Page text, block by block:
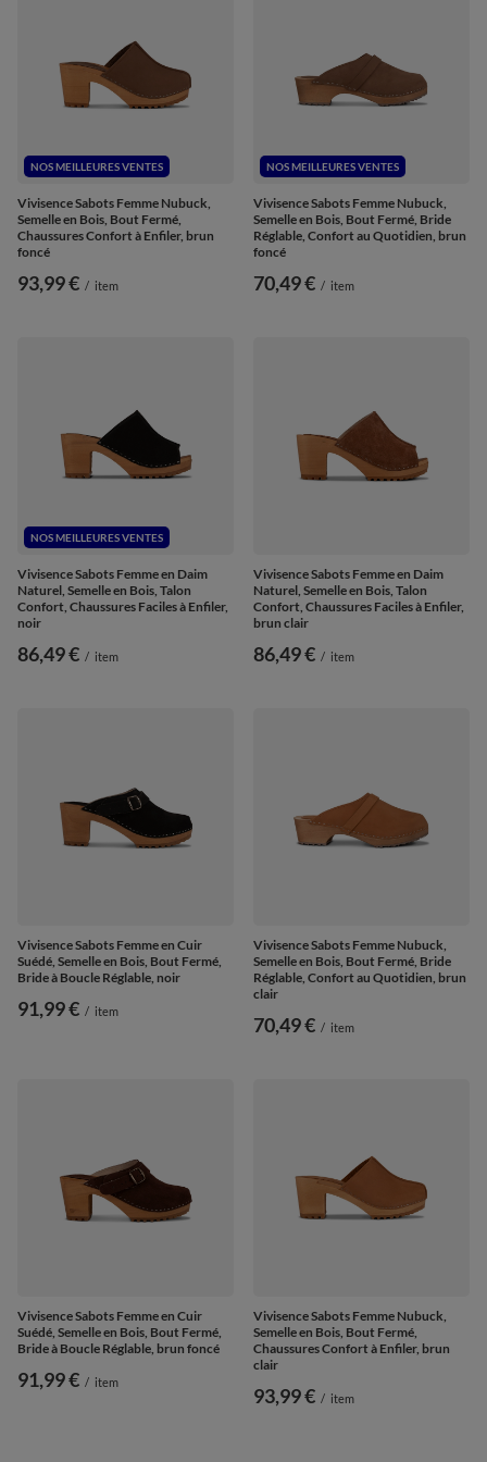
NOS MEILLEURES VENTES
Vivisence Sabots Femme Nubuck,
Semelle en Bois, Bout Fermé,
Chaussures Confort à Enfiler, brun
foncé
93,99 € / item
NOS MEILLEURES VENTES
Vivisence Sabots Femme Nubuck,
Semelle en Bois, Bout Fermé, Bride
Réglable, Confort au Quotidien, brun
foncé
70,49 € / item
NOS MEILLEURES VENTES
Vivisence Sabots Femme en Daim
Naturel, Semelle en Bois, Talon
Confort, Chaussures Faciles à Enfiler,
noir
86,49 € / item
Vivisence Sabots Femme en Daim
Naturel, Semelle en Bois, Talon
Confort, Chaussures Faciles à Enfiler,
brun clair
86,49 € / item
Vivisence Sabots Femme en Cuir
Suédé, Semelle en Bois, Bout Fermé,
Bride à Boucle Réglable, noir
91,99 € / item
Vivisence Sabots Femme Nubuck,
Semelle en Bois, Bout Fermé, Bride
Réglable, Confort au Quotidien, brun
clair
70,49 € / item
Vivisence Sabots Femme en Cuir
Suédé, Semelle en Bois, Bout Fermé,
Bride à Boucle Réglable, brun foncé
91,99 € / item
Vivisence Sabots Femme Nubuck,
Semelle en Bois, Bout Fermé,
Chaussures Confort à Enfiler, brun
clair
93,99 € / item